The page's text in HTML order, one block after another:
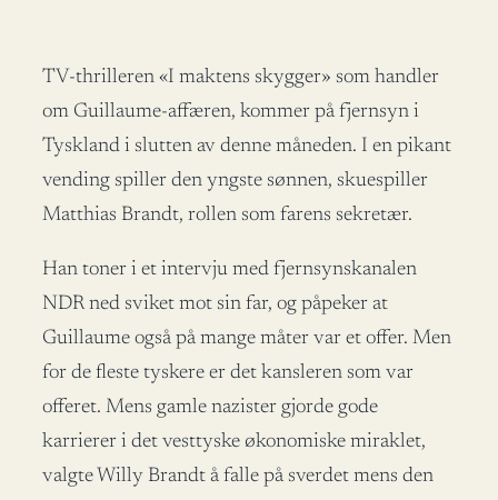
TV-thrilleren «I maktens skygger» som handler
om Guillaume-affæren, kommer på fjernsyn i
Tyskland i slutten av denne måneden. I en pikant
vending spiller den yngste sønnen, skuespiller
Matthias Brandt, rollen som farens sekretær.
Han toner i et intervju med fjernsynskanalen
NDR ned sviket mot sin far, og påpeker at
Guillaume også på mange måter var et offer. Men
for de fleste tyskere er det kansleren som var
offeret. Mens gamle nazister gjorde gode
karrierer i det vesttyske økonomiske miraklet,
valgte Willy Brandt å falle på sverdet mens den